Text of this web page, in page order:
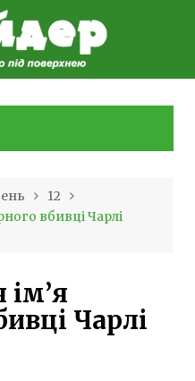
12
вбивці Чарлі
ім’я
Чарлі